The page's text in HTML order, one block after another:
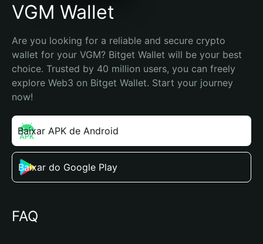
VGM Wallet
Are you looking for a reliable and secure crypto
wallet for your VGM? Bitget Wallet will be your best
choice. Trusted by 40 million users, you can freely
explore Web3 on Bitget Wallet. Start your journey
now!
Baixar APK de Android
Baixar do Google Play
FAQ